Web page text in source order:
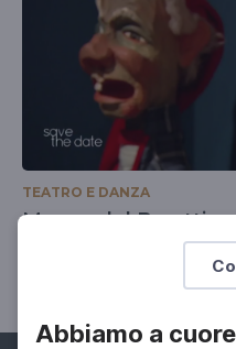
Abbiamo a
TEATRO E DANZA
Museo del Burattino
L'eredità artistica del